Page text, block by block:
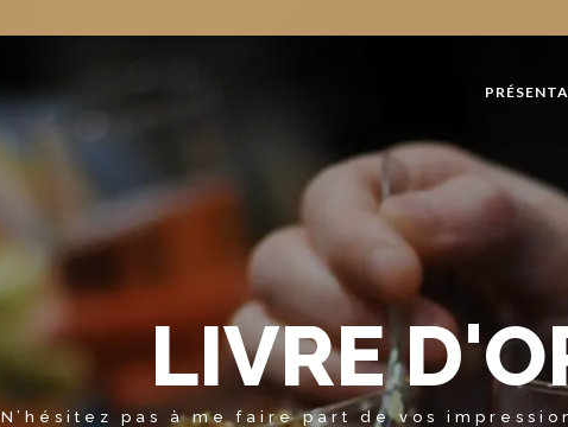
LIVRE
N’hésitez pas à me faire part de vos